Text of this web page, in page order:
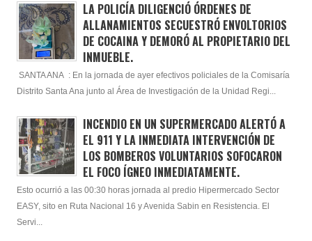
LA POLICÍA DILIGENCIÓ ÓRDENES DE
ALLANAMIENTOS SECUESTRÓ ENVOLTORIOS
DE COCAINA Y DEMORÓ AL PROPIETARIO DEL
INMUEBLE.
SANTA ANA : En la jornada de ayer efectivos policiales de la Comisaría
Distrito Santa Ana junto al Área de Investigación de la Unidad Regi...
INCENDIO EN UN SUPERMERCADO ALERTÓ A
EL 911 Y LA INMEDIATA INTERVENCIÓN DE
LOS BOMBEROS VOLUNTARIOS SOFOCARON
EL FOCO ÍGNEO INMEDIATAMENTE.
Esto ocurrió a las 00:30 horas jornada al predio Hipermercado Sector
EASY, sito en Ruta Nacional 16 y Avenida Sabin en Resistencia. El
Servi...